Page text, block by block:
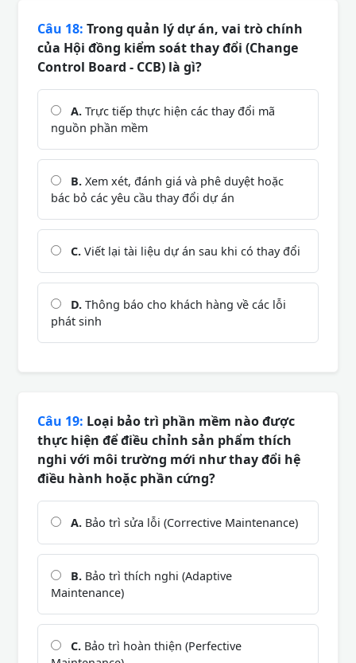
Câu 18: Trong quản lý dự án, vai trò chính
của Hội đồng kiểm soát thay đổi (Change
Control Board - CCB) là gì?
A. Trực tiếp thực hiện các thay đổi mã
nguồn phần mềm
B. Xem xét, đánh giá và phê duyệt hoặc
bác bỏ các yêu cầu thay đổi dự án
C. Viết lại tài liệu dự án sau khi có thay đổi
D. Thông báo cho khách hàng về các lỗi
phát sinh
Câu 19: Loại bảo trì phần mềm nào được
thực hiện để điều chỉnh sản phẩm thích
nghi với môi trường mới như thay đổi hệ
điều hành hoặc phần cứng?
A. Bảo trì sửa lỗi (Corrective Maintenance)
B. Bảo trì thích nghi (Adaptive
Maintenance)
C. Bảo trì hoàn thiện (Perfective